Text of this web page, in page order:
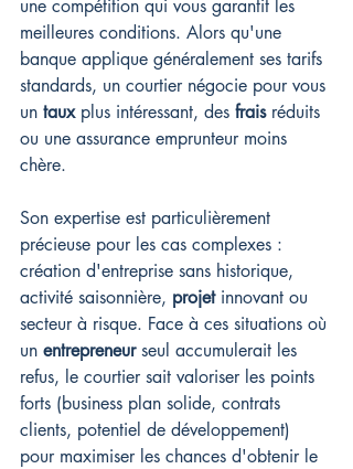
une compétition qui vous garantit les
meilleures conditions. Alors qu'une
banque applique généralement ses tarifs
standards, un courtier négocie pour vous
un taux plus intéressant, des frais réduits
ou une assurance emprunteur moins
chère.
Son expertise est particulièrement
précieuse pour les cas complexes :
création d'entreprise sans historique,
activité saisonnière, projet innovant ou
secteur à risque. Face à ces situations où
un entrepreneur seul accumulerait les
refus, le courtier sait valoriser les points
forts (business plan solide, contrats
clients, potentiel de développement)
pour maximiser les chances d'obtenir le